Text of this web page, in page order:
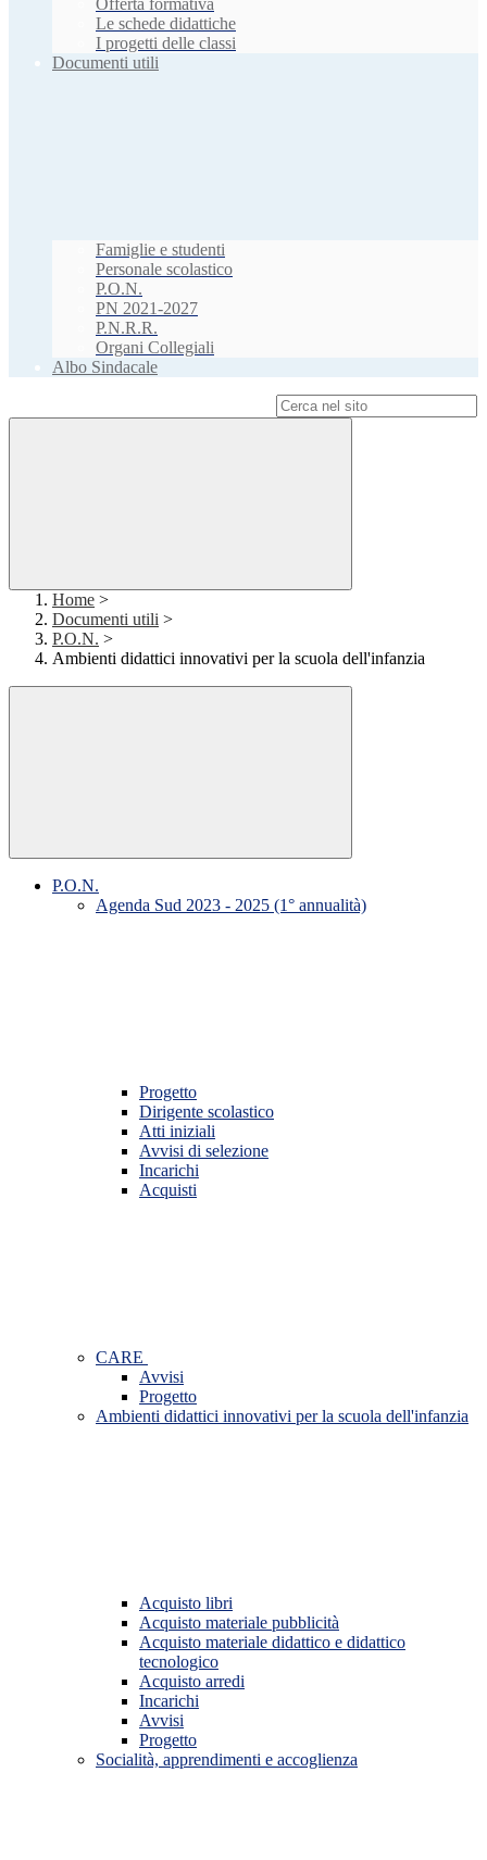
Offerta formativa
Le schede didattiche
I progetti delle classi
Documenti utili
Famiglie e studenti
Personale scolastico
P.O.N.
PN 2021-2027
P.N.R.R.
Organi Collegiali
Albo Sindacale
Home >
Documenti utili >
P.O.N. >
Ambienti didattici innovativi per la scuola dell'infanzia
P.O.N.
Agenda Sud 2023 - 2025 (1° annualità)
Progetto
Dirigente scolastico
Atti iniziali
Avvisi di selezione
Incarichi
Acquisti
CARE
Avvisi
Progetto
Ambienti didattici innovativi per la scuola dell'infanzia
Acquisto libri
Acquisto materiale pubblicità
Acquisto materiale didattico e didattico
tecnologico
Acquisto arredi
Incarichi
Avvisi
Progetto
Socialità, apprendimenti e accoglienza